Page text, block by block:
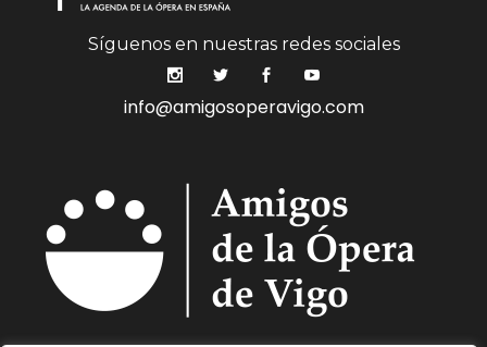
Síguenos en nuestras redes sociales
info@amigosoperavigo.com